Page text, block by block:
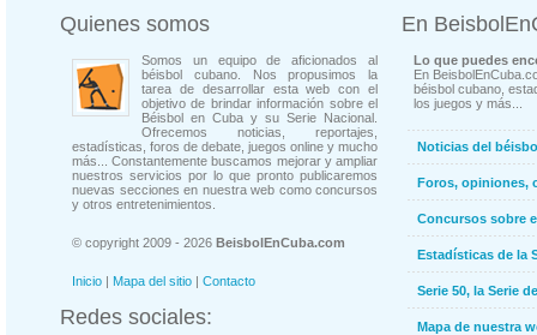
Quienes somos
Somos un equipo de aficionados al
béisbol cubano. Nos propusimos la
tarea de desarrollar esta web con el
objetivo de brindar información sobre el
Béisbol en Cuba y su Serie Nacional.
Ofrecemos noticias, reportajes,
estadísticas, foros de debate, juegos online y mucho
más... Constantemente buscamos mejorar y ampliar
nuestros servicios por lo que pronto publicaremos
nuevas secciones en nuestra web como concursos
y otros entretenimientos.
© copyright 2009 - 2026 BeisbolEnCuba.com
Inicio | Mapa del sitio | Contacto
Redes sociales:
En
Lo que puedes
En
béisbol cubano,
los juegos y más...
Noticias del
Foros, opiniones,
Concursos sobre
Estadísticas de la
Serie 50, la Serie
Mapa de nuestra